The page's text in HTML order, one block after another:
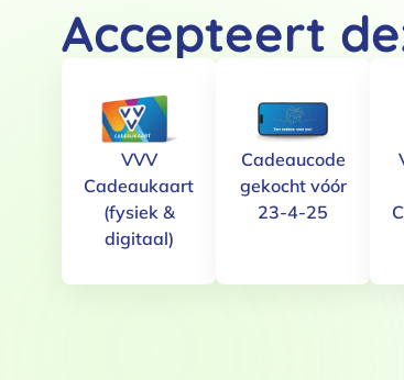
Accepteert
VVV
Cadeaukaart
(fysiek &
digitaal)
Cadeaucode
gekocht vóór
23-4-25